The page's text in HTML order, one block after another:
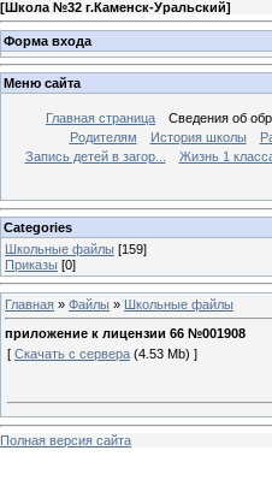
[Школа №32 г.Каменск-Уральский]
Форма входа
Меню сайта
Главная страница Сведения об
Родителям
История школы
Запись детей в загор...
Жизнь 1
Categories
Школьные файлы [159]
Приказы [0]
Главная » Файлы » Школьные файлы
приложение к лицензии 66 №001908
[ Скачать с сервера (4.53 Mb) ]
Полная версия сайта